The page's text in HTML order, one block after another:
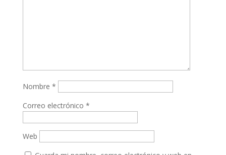
Nombre *
Correo electrónico *
Web